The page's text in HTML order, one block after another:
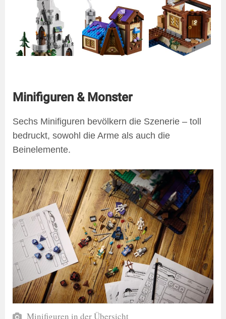
Minifiguren & Monster
Sechs Minifiguren bevölkern die Szenerie – toll
bedruckt, sowohl die Arme als auch die
Beinelemente.
Minifiguren in der Übersicht